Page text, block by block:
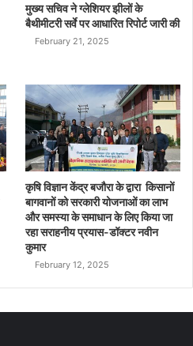
मुख्य सचिव ने ग्लेशियर झीलों के
बैथीमीटरी सर्वे पर आधारित रिपोर्ट जारी की
February 21, 2025
कृषि विज्ञान केंद्र बजौरा के द्वारा किसानों
बागवानों को सरकारी योजनाओं का लाभ
और समस्या के समाधान के लिए किया जा
रहा सराहनीय प्रयास-डॉक्टर नवीन
कुमार
February 12, 2025